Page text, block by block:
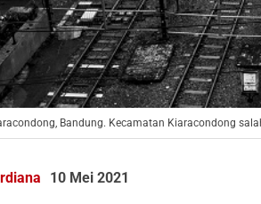
Bandung. Kecamatan Kiaracondong
10 Mei 2021